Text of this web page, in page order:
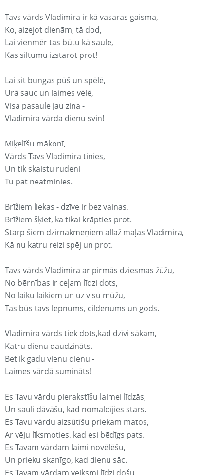
Tavs vārds Vladimira ir kā vasaras gaisma,
Ko, aizejot dienām, tā dod,
Lai vienmēr tas būtu kā saule,
Kas siltumu izstarot prot!
Lai sit bungas pūš un spēlē,
Urā sauc un laimes vēlē,
Visa pasaule jau zina -
Vladimira vārda dienu svin!
Miķelīšu mākonī,
Vārds Tavs Vladimira tinies,
Un tik skaistu rudeni
Tu pat neatminies.
Brīžiem liekas - dzīve ir bez vainas,
Brīžiem šķiet, ka tikai krāpties prot.
Starp šiem dzirnakmeņiem allaž maļas Vladimira,
Kā nu katru reizi spēj un prot.
Tavs vārds Vladimira ar pirmās dziesmas žūžu,
No bērnības ir ceļam līdzi dots,
No laiku laikiem un uz visu mūžu,
Tas būs tavs lepnums, cildenums un gods.
Vladimira vārds tiek dots,kad dzīvi sākam,
Katru dienu daudzināts.
Bet ik gadu vienu dienu -
Laimes vārdā sumināts!
Es Tavu vārdu pierakstīšu laimei līdzās,
Un sauli dāvāšu, kad nomaldījies stars.
Es Tavu vārdu aizsūtīšu priekam matos,
Ar vēju līksmoties, kad esi bēdīgs pats.
Es Tavam vārdam laimi novēlēšu,
Un prieku skanīgo, kad dienu sāc.
Es Tavam vārdam veiksmi līdzi došu,